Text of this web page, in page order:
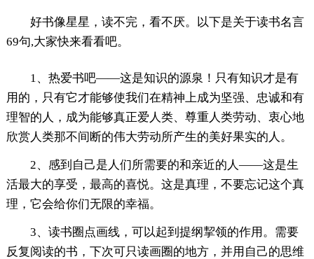
好书像星星，读不完，看不厌。以下是关于读书名言
69句,大家快来看看吧。
1、热爱书吧——这是知识的源泉！只有知识才是有
用的，只有它才能够使我们在精神上成为坚强、忠诚和有
理智的人，成为能够真正爱人类、尊重人类劳动、衷心地
欣赏人类那不间断的伟大劳动所产生的美好果实的人。
2、感到自己是人们所需要的和亲近的人——这是生
活最大的享受，最高的喜悦。这是真理，不要忘记这个真
理，它会给你们无限的幸福。
3、读书圈点画线，可以起到提纲挈领的作用。需要
反复阅读的书，下次可只读画圈的地方，并用自己的思维